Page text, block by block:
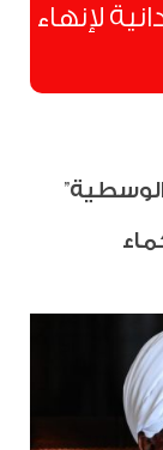
لإنهاء